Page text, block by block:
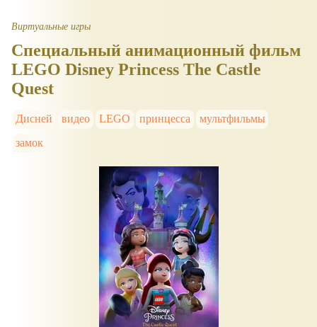
Виртуальные игры
Специальный анимационный фильм
LEGO Disney Princess The Castle
Quest
Дисней видео LEGO принцесса
мультфильмы
замок